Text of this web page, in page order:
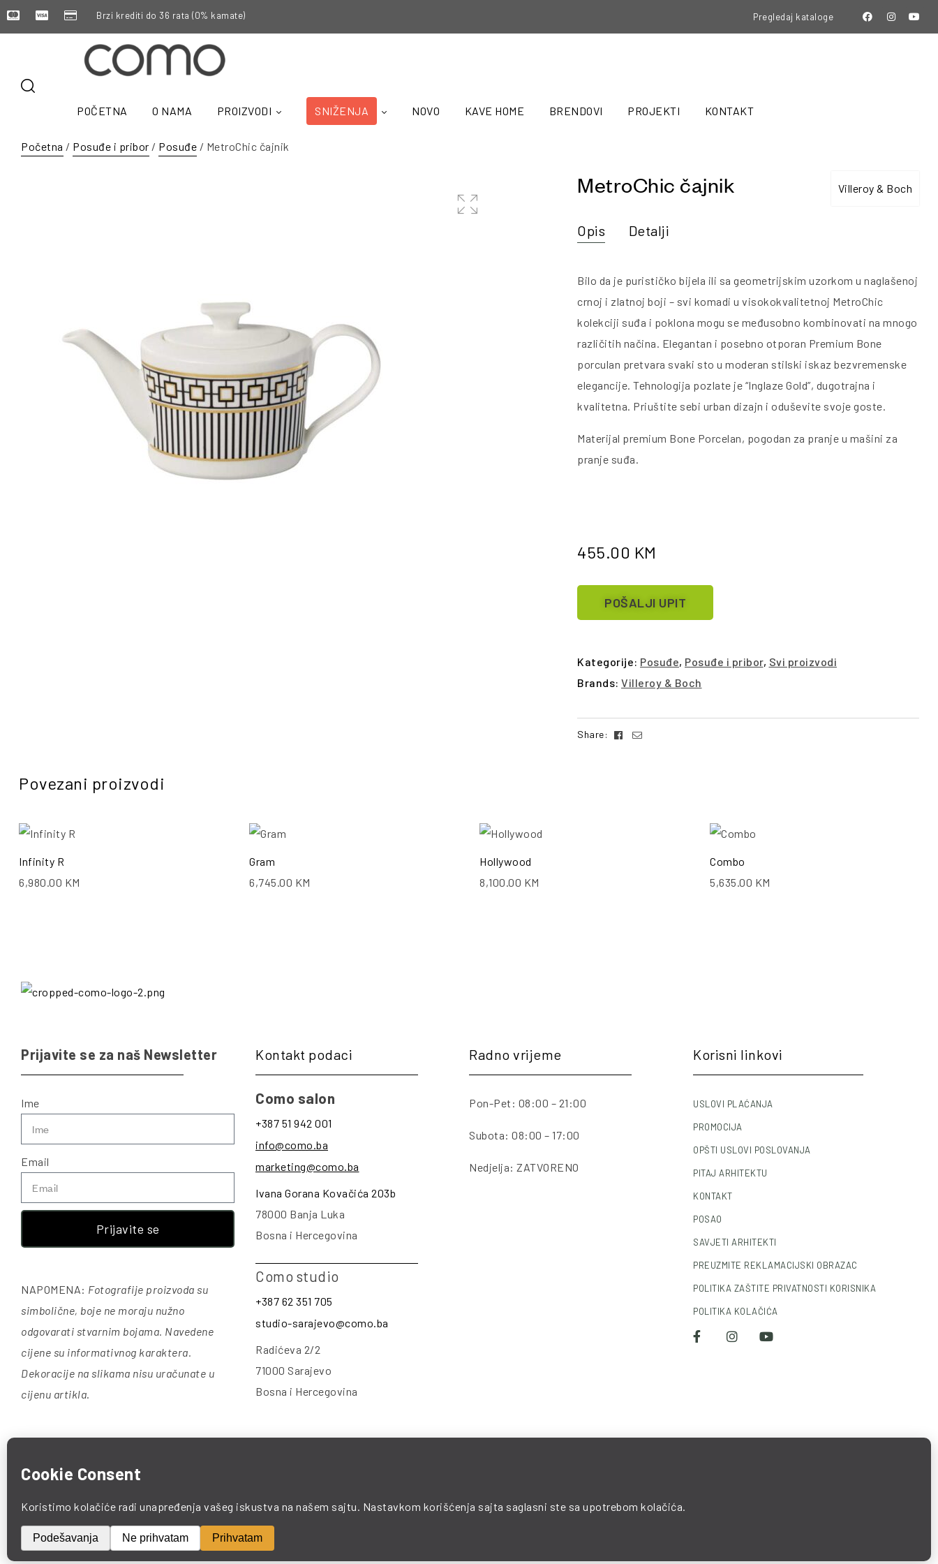
Brzi krediti do 36 rata (0% kamate) Pregledaj kataloge
POČETNA O NAMA PROIZVODI SNIŽENJA NOVO KAVE HOME BRENDOVI PROJEKTI KONTAKT
Početna / Posuđe i pribor / Posuđe / MetroChic čajnik
Villeroy & Boch
MetroChic čajnik
Opis Detalji
Bilo da je purističko bijela ili sa geometrijskim uzorkom u naglašenoj
crnoj i zlatnoj boji – svi komadi u visokokvalitetnoj MetroChic
kolekciji suđa i poklona mogu se međusobno kombinovati na mnogo
različitih načina. Elegantan i posebno otporan Premium Bone
porculan pretvara svaki sto u moderan stilski iskaz bezvremenske
elegancije. Tehnologija pozlate je “Inglaze Gold”, dugotrajna i
kvalitetna. Priuštite sebi urban dizajn i oduševite svoje goste.
Materijal premium Bone Porcelan, pogodan za pranje u mašini za
pranje suđa.
455.00 KM
POŠALJI UPIT
Kategorije: Posuđe, Posuđe i pribor, Svi proizvodi
Brands: Villeroy & Boch
Share: Facebook
Email
Povezani proizvodi
Infinity R
6,980.00 KM
Gram
6,745.00 KM
Hollywood
8,100.00 KM
Combo
5,635.00 KM
Prijavite se za naš Newsletter
Ime
Email
Prijavite se
NAPOMENA: Fotografije proizvoda su
simbolične, boje ne moraju nužno
odgovarati stvarnim bojama. Navedene
cijene su informativnog karaktera.
Dekoracije na slikama nisu uračunate u
cijenu artikla.
Kontakt podaci
Como salon
+387 51 942 001
info@como.ba
marketing@como.ba
Ivana Gorana Kovačića 203b
78000 Banja Luka
Bosna i Hercegovina
Como studio
+387 62 351 705
studio-sarajevo@como.ba
Radićeva 2/2
71000 Sarajevo
Bosna i Hercegovina
Radno vrijeme
Pon-Pet: 08:00 – 21:00
Subota: 08:00 – 17:00
Nedjelja: ZATVORENO
Korisni linkovi
USLOVI PLAĆANJA
PROMOCIJA
OPŠTI USLOVI POSLOVANJA
PITAJ ARHITEKTU
KONTAKT
POSAO
SAVJETI ARHITEKTI
PREUZMITE REKLAMACIJSKI OBRAZAC
POLITIKA ZAŠTITE PRIVATNOSTI KORISNIKA
POLITIKA KOLAČIĆA